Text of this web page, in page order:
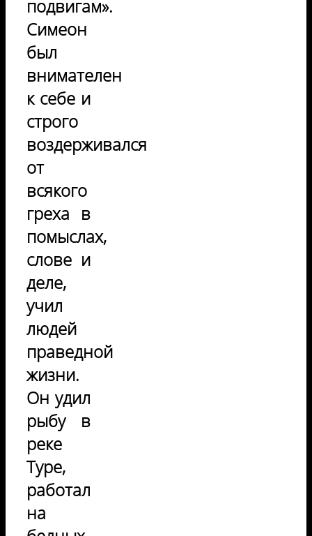
подвигам».
Симеон
был
внимателен
к себе и
строго
воздерживался
от
всякого
греха в
помыслах,
слове и
деле,
учил
людей
праведной
жизни.
Он удил
рыбу в
реке
Туре,
работал
на